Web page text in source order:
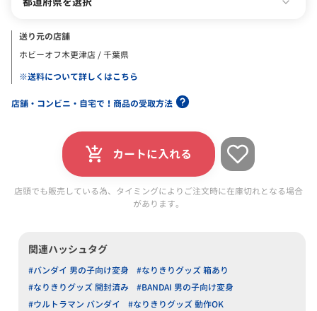
送り元の店舗
ホビーオフ木更津店 / 千葉県
※送料について詳しくはこちら
店舗・コンビニ・自宅で！商品の受取方法
カートに入れる
店頭でも販売している為、タイミングによりご注文時に在庫切れとなる場合
があります。
関連ハッシュタグ
#バンダイ 男の子向け変身
#なりきりグッズ 箱あり
#なりきりグッズ 開封済み
#BANDAI 男の子向け変身
#ウルトラマン バンダイ
#なりきりグッズ 動作OK